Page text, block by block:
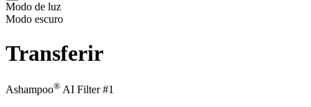
Modo de luz
Modo escuro
Transferir
Ashampoo® AI Filter #1